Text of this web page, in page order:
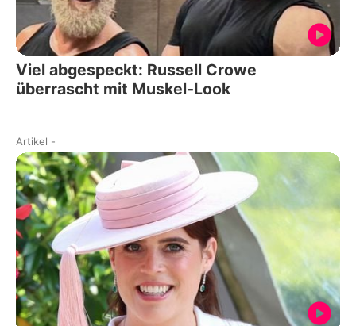
Viel abgespeckt: Russell Crowe
überrascht mit Muskel-Look
Artikel -